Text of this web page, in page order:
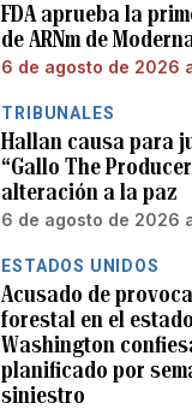
FDA aprueba la
de ARNm de
6 de agosto de 2026
TRIBUNALES
Hallan causa para
“Gallo The
alteración a la paz
6 de agosto de 2026
ESTADOS UNIDOS
Acusado de
forestal en el
Washington
planificado por
siniestro